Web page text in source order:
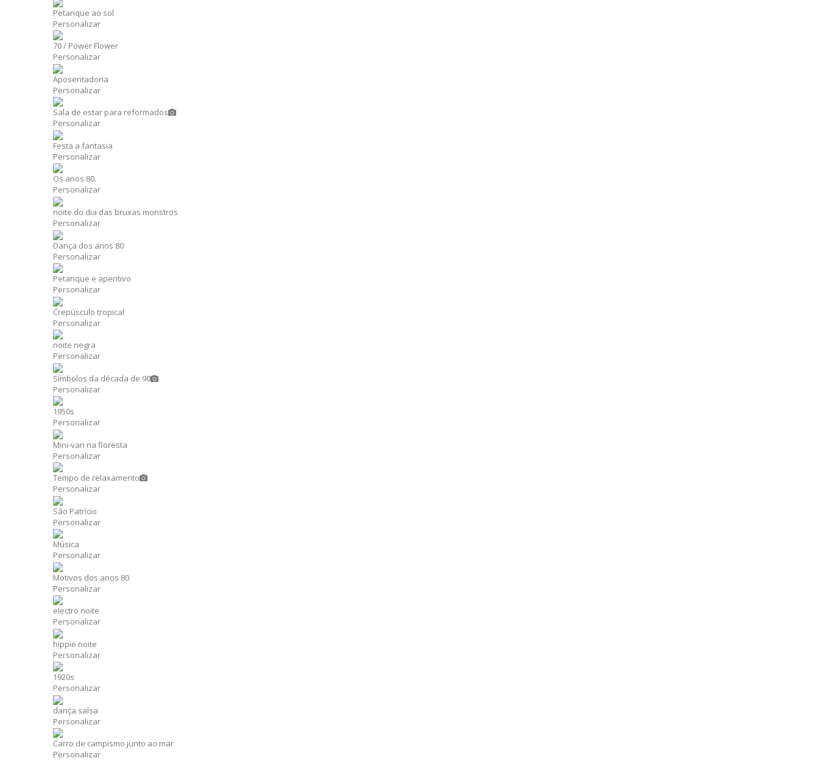
Petanque ao sol
Personalizar
70 / Power Flower
Personalizar
Aposentadoria
Personalizar
Sala de estar para reformados
Personalizar
Festa a fantasia
Personalizar
Os anos 80.
Personalizar
noite do dia das bruxas monstros
Personalizar
Dança dos anos 80
Personalizar
Petanque e aperitivo
Personalizar
Crepúsculo tropical
Personalizar
noite negra
Personalizar
Símbolos da década de 90
Personalizar
1950s
Personalizar
Mini-van na floresta
Personalizar
Tempo de relaxamento
Personalizar
São Patrício
Personalizar
Música
Personalizar
Motivos dos anos 80
Personalizar
electro noite
Personalizar
hippie noite
Personalizar
1920s
Personalizar
dança salsa
Personalizar
Carro de campismo junto ao mar
Personalizar